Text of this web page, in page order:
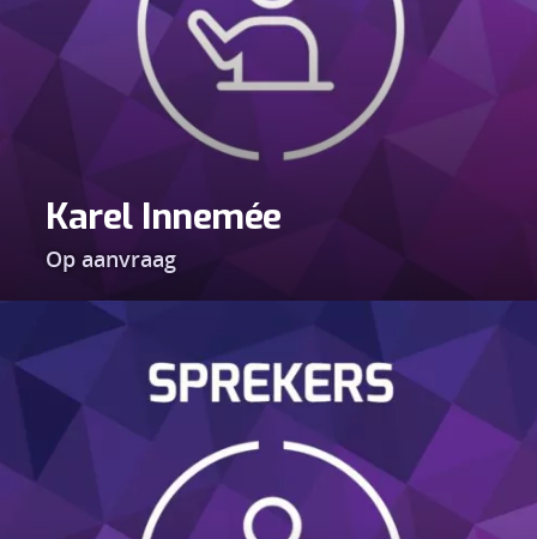
Karel Innemée
Op aanvraag